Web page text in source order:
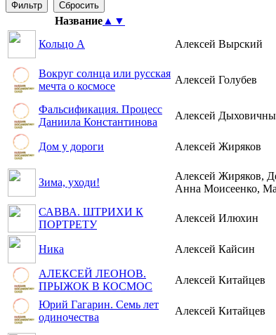
Название ▲ ▼
Кольцо А
Алексей Вырский
Вокруг солнца или русская
мечта о космосе
Алексей Голубев
Фальсификация. Процесс
Даниила Константинова
Алексей
Дом у дороги Алексей Жиряков
Зима, уходи!
Алексей Жиряков,
Анна Моисеенко,
САВВА. ШТРИХИ К
ПОРТРЕТУ
Алексей Илюхин
Ника Алексей Кайсин
АЛЕКСЕЙ ЛЕОНОВ.
ПРЫЖОК В КОСМОС
Алексей Китайцев
Юрий Гагарин. Семь лет
одиночества
Алексей Китайцев